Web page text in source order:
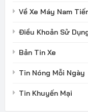
Về Xe Máy Nam
Điều Khoản Sử
Bản Tin Xe
Tin Nóng Mỗi Ngày
Tin Khuyến Mại